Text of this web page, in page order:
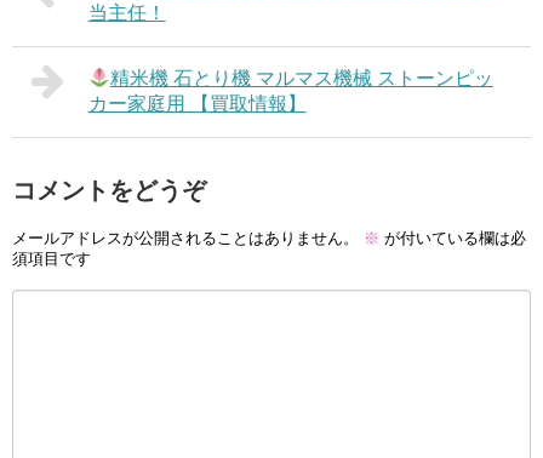
当主任！
精米機 石とり機 マルマス機械 ストーンピッ
カー家庭用 【買取情報】
コメントをどうぞ
メールアドレスが公開されることはありません。 ※ が付いている欄は必
須項目です